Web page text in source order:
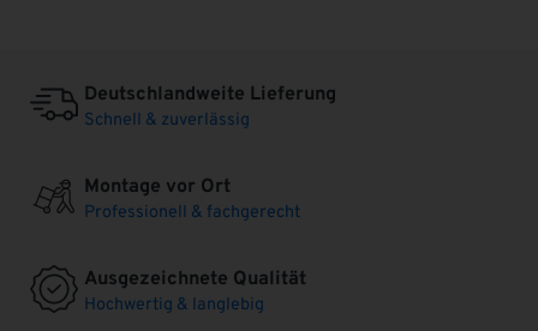
Deutschlandweite Lieferung
Schnell & zuverlässig
Montage vor Ort
Professionell & fachgerecht
Ausgezeichnete Qualität
Hochwertig & langlebig